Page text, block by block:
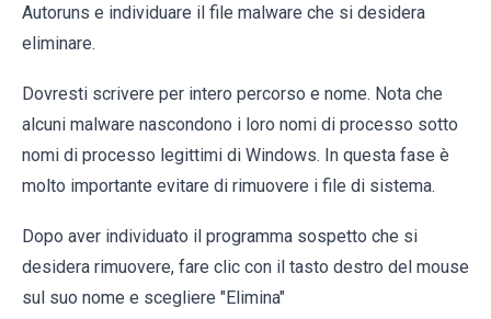
Autoruns e individuare il file malware che si desidera
eliminare.
Dovresti scrivere per intero percorso e nome. Nota che
alcuni malware nascondono i loro nomi di processo sotto
nomi di processo legittimi di Windows. In questa fase è
molto importante evitare di rimuovere i file di sistema.
Dopo aver individuato il programma sospetto che si
desidera rimuovere, fare clic con il tasto destro del mouse
sul suo nome e scegliere "Elimina"